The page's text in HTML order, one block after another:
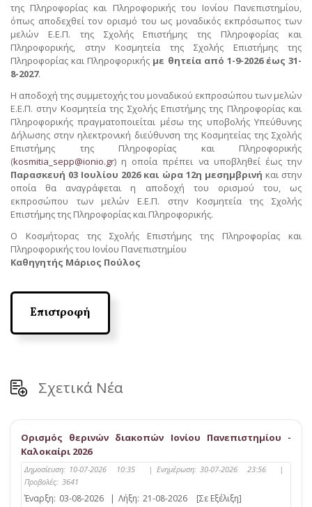
της Πληροφορίας και Πληροφορικής του Ιονίου Πανεπιστημίου,
όπως αποδεχθεί τον ορισμό του ως μοναδικός εκπρόσωπος των
μελών Ε.Ε.Π. της Σχολής Επιστήμης της Πληροφορίας και
Πληροφορικής, στην Κοσμητεία της Σχολής Επιστήμης της
Πληροφορίας και Πληροφορικής με θητεία από 1-9-2026 έως 31-
8-2027.
Η αποδοχή της συμμετοχής του μοναδικού εκπροσώπου των μελών
Ε.Ε.Π. στην Κοσμητεία της Σχολής Επιστήμης της Πληροφορίας και
Πληροφορικής πραγματοποιείται μέσω της υποβολής Υπεύθυνης
Δήλωσης στην ηλεκτρονική διεύθυνση της Κοσμητείας της Σχολής
Επιστήμης της Πληροφορίας και Πληροφορικής
(kosmitia_sepp@ionio.gr) η οποία πρέπει να υποβληθεί έως την
Παρασκευή 03 Ιουλίου 2026 και ώρα 12η μεσημβρινή και στην
οποία θα αναγράφεται η αποδοχή του ορισμού του, ως
εκπροσώπου των μελών Ε.Ε.Π. στην Κοσμητεία της Σχολής
Επιστήμης της Πληροφορίας και Πληροφορικής.
Ο Κοσμήτορας της Σχολής Επιστήμης της Πληροφορίας και
Πληροφορικής του Ιονίου Πανεπιστημίου
Καθηγητής Μάριος Πούλος
Επιστροφή
Σχετικά Νέα
Ορισμός θερινών διακοπών Ιονίου Πανεπιστημίου -
Καλοκαίρι 2026
Δημοσίευση: 10-07-2026 10:35 | Ενημέρωση: 30-07-2026 23:56
|
Προβολές: 3641
Έναρξη: 03-08-2026 | Λήξη: 21-08-2026 [Σε Εξέλιξη]